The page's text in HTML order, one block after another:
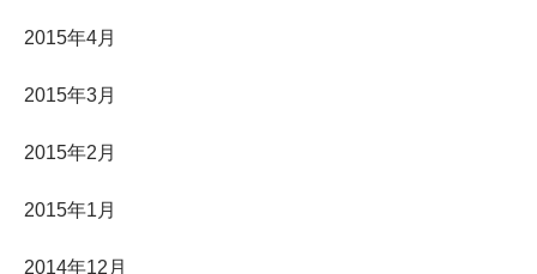
2015年4月
2015年3月
2015年2月
2015年1月
2014年12月